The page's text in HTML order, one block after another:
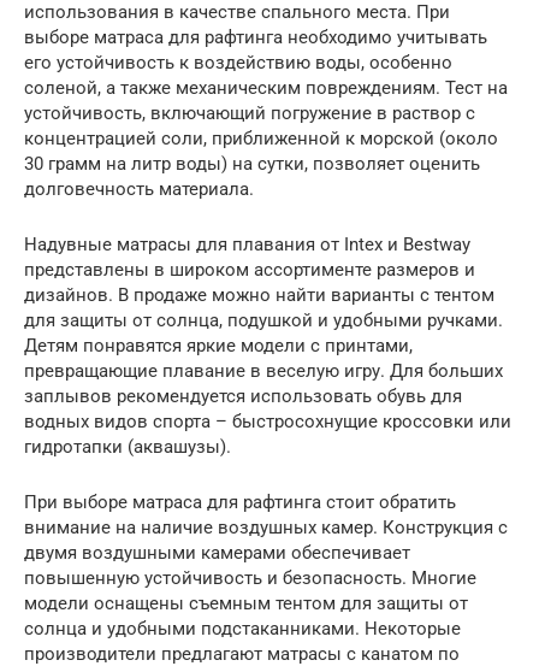
использования в качестве спального места. При
выборе матраса для рафтинга необходимо учитывать
его устойчивость к воздействию воды, особенно
соленой, а также механическим повреждениям. Тест на
устойчивость, включающий погружение в раствор с
концентрацией соли, приближенной к морской (около
30 грамм на литр воды) на сутки, позволяет оценить
долговечность материала.
Надувные матрасы для плавания от Intex и Bestway
представлены в широком ассортименте размеров и
дизайнов. В продаже можно найти варианты с тентом
для защиты от солнца, подушкой и удобными ручками.
Детям понравятся яркие модели с принтами,
превращающие плавание в веселую игру. Для больших
заплывов рекомендуется использовать обувь для
водных видов спорта – быстросохнущие кроссовки или
гидротапки (аквашузы).
При выборе матраса для рафтинга стоит обратить
внимание на наличие воздушных камер. Конструкция с
двумя воздушными камерами обеспечивает
повышенную устойчивость и безопасность. Многие
модели оснащены съемным тентом для защиты от
солнца и удобными подстаканниками. Некоторые
производители предлагают матрасы с канатом по